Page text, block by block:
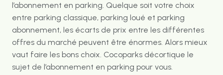
l’abonnement en parking. Quelque soit votre choix
entre parking classique, parking loué et parking
abonnement, les écarts de prix entre les différentes
offres du marché peuvent être énormes. Alors mieux
vaut faire les bons choix. Cocoparks décortique le
sujet de l’abonnement en parking pour vous.